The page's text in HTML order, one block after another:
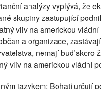
STRÁNEK
analýzy vyplývá, že
skupiny zastupující
vliv na americkou
a organizace,
nemají buď skoro
vliv na americkou vládní
jazykem: Bohatí určují